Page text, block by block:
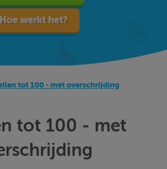
Hoe werkt het?
tot 100 - met overschrijding
tot 100 - met